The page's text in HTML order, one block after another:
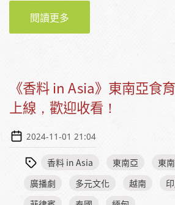
閱讀更多
餐桌的異國料理冒險 BY
《香料 in Asia》東南亞食
上線，歡迎收看！
2024-11-01 21:04
香料 in Asia 東南亞
東
廣播劇
多元文化 越南